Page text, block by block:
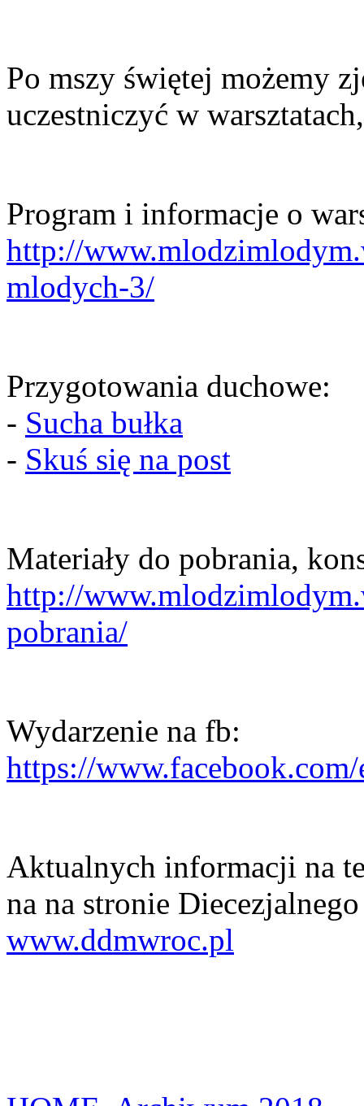
Po mszy świętej możemy
uczestniczyć w
Program i informacje o
http://
mlodych-3/
Przygotowania duchowe:
- Sucha bułka
- Skuś się na post
Materiały do pobrania,
http://
pobrania/
Wydarzenie na fb:
https://
Aktualnych informacji na
na na stronie
www.ddmwroc.pl